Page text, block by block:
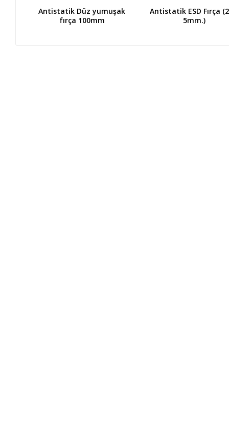
Antistatik Düz yumuşak
fırça 100mm
Antistatik ESD Fırça
5mm.)